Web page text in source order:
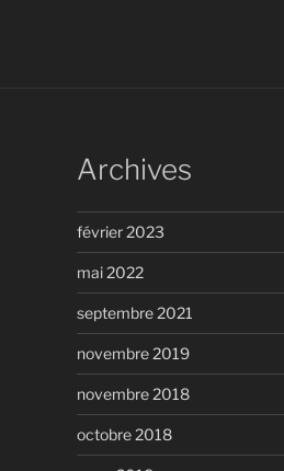
Archives
février 2023
mai 2022
septembre 2021
novembre 2019
novembre 2018
octobre 2018